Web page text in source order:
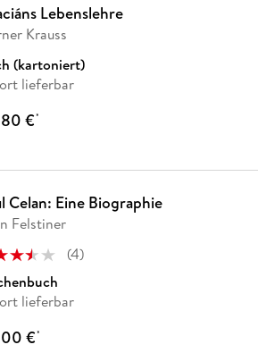
Lebenslehre
Krauss
(kartoniert)
lieferbar
€*
Celan: Eine Biographie
Felstiner
(4)
lieferbar
€*